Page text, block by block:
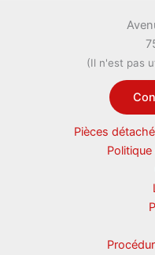
(Il n'est pas
Pièces